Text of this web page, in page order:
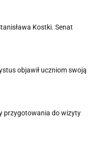
Kostki. Senat
objawił uczniom swoją
przygotowania do wizyty